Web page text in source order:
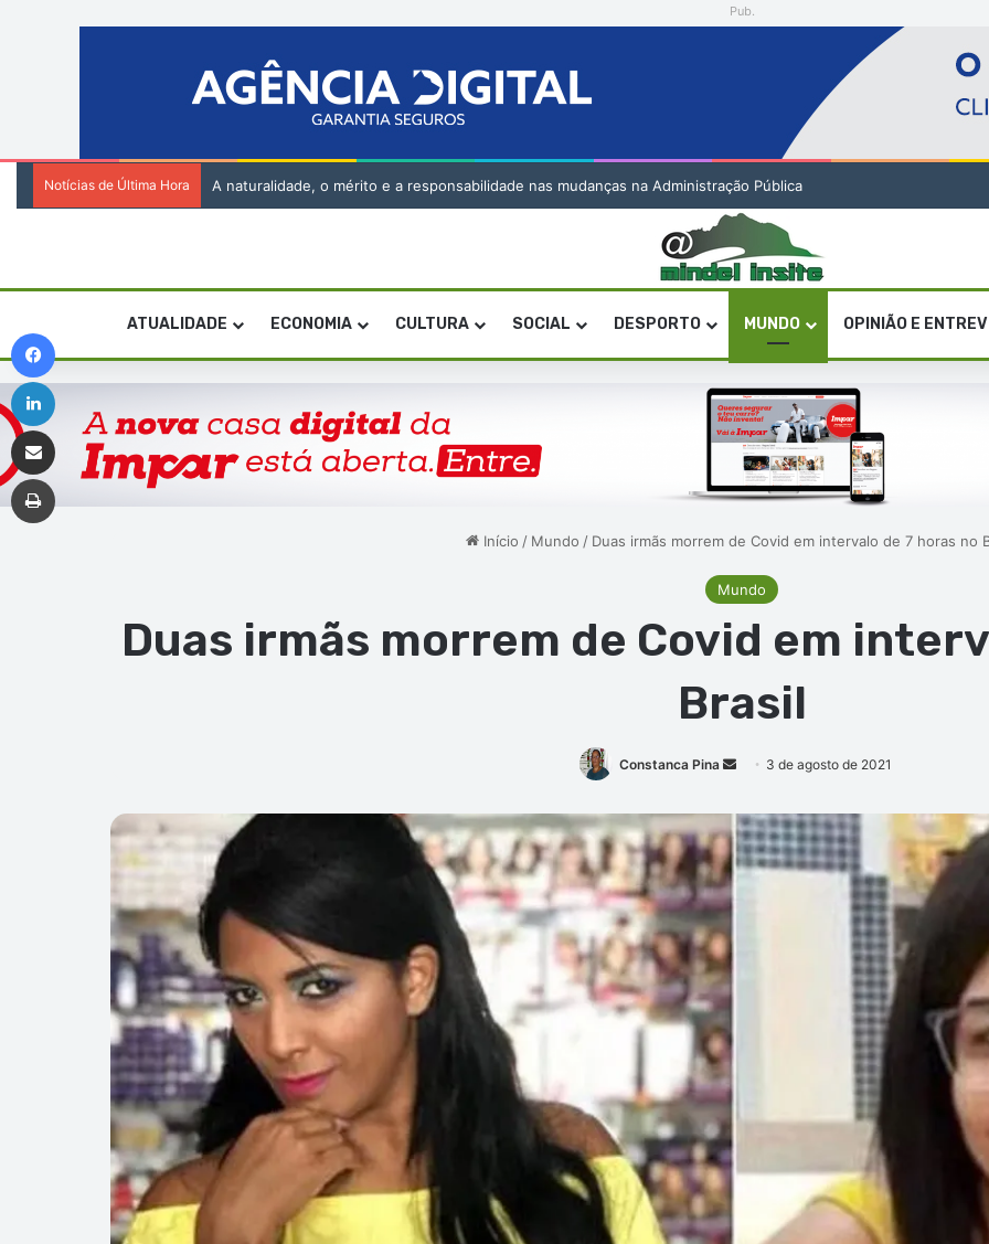
Pub.
Notícias de Última Hora A naturalidade, o mérito e a responsabilidade nas mudanças na Administração Pública
ATUALIDADE ECONOMIA CULTURA SOCIAL DESPORTO MUNDO OPINIÃO E
Início / Mundo / Duas irmãs morrem de Covid em intervalo de 7 horas no
Mundo
Duas irmãs morrem de Covid em
Brasil
Constanca Pina
Mande
e-
mail
3 de agosto de 2021
Linkedin
Imprimir